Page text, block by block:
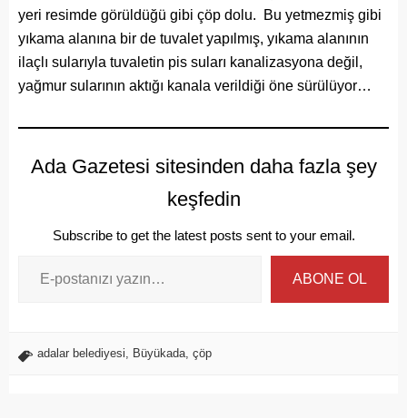
yeri resimde görüldüğü gibi çöp dolu. Bu yetmezmiş gibi
yıkama alanına bir de tuvalet yapılmış, yıkama alanının
ilaçlı sularıyla tuvaletin pis suları kanalizasyona değil,
yağmur sularının aktığı kanala verildiği öne sürülüyor…
Ada Gazetesi sitesinden daha fazla şey
keşfedin
Subscribe to get the latest posts sent to your email.
ABONE OL
adalar belediyesi Büyükada çöp